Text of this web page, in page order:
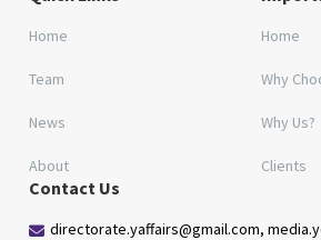
Home
Team
News
About
Home
Why
Why Us?
Clients
Contact Us
directorate.yaffairs@gmail.com,